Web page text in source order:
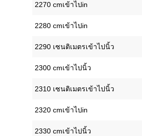
2270 cmเข้าไปin
2280 cmเข้าไปin
2290 เซนติเมตรเข้าไปนิ้ว
2300 cmเข้าไปนิ้ว
2310 เซนติเมตรเข้าไปนิ้ว
2320 cmเข้าไปin
2330 cmเข้าไปนิ้ว